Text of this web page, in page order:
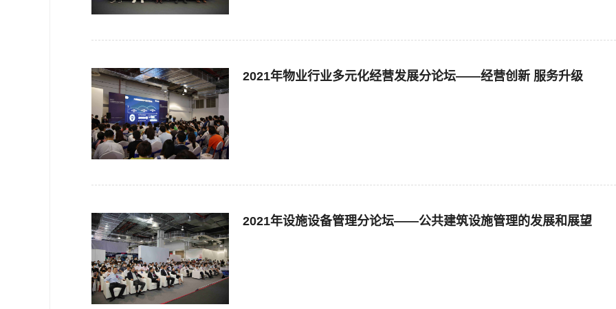
2021年物业行业多元化经营发展分论坛——经营创新 服务升级
2021年设施设备管理分论坛——公共建筑设施管理的发展和展望